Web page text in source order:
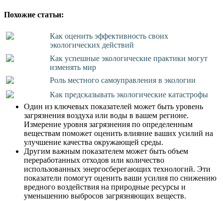
Похожие статьи:
Как оценить эффективность своих
экологических действий
Как успешные экологические практики могут
изменять мир
Роль местного самоуправления в экологии
Как предсказывать экологические катастрофы
Один из ключевых показателей может быть уровень
загрязнения воздуха или воды в вашем регионе.
Измерение уровня загрязнения по определенным
веществам поможет оценить влияние ваших усилий на
улучшение качества окружающей среды.
Другим важным показателем может быть объем
переработанных отходов или количество
использованных энергосберегающих технологий. Эти
показатели помогут оценить ваши усилия по снижению
вредного воздействия на природные ресурсы и
уменьшению выбросов загрязняющих веществ.